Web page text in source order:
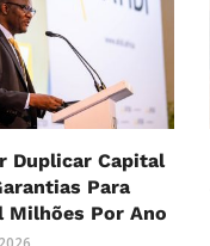
Duplicar Capital
Para
Milhões Por Ano